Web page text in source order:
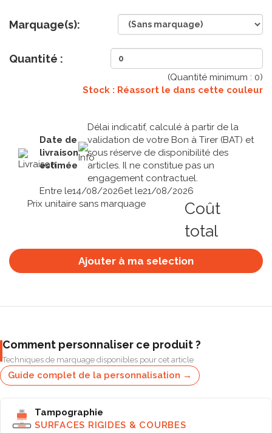
Marquage(s):
Quantité :
(Quantité minimum : 0)
Stock : Réassort le dans cette couleur
Date de
livraison
estimée
Délai indicatif, calculé à partir de la
validation de votre Bon à Tirer (BAT) et
sous réserve de disponibilité des
articles. Il ne constitue pas un
engagement contractuel.
Entre le14/08/2026et le21/08/2026
Prix unitaire sans marquage
Coût
total
Ajouter à ma selection
Comment personnaliser ce produit ?
Techniques de marquage disponibles pour cet article
Guide complet de la personnalisation →
Tampographie
SURFACES RIGIDES & COURBES